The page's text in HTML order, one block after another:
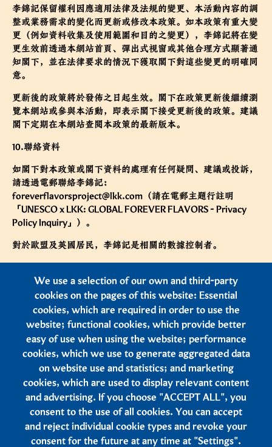
李錦記保留權利因應適用法律及法規的變更、本活動內容的調
整或業務需求的變化而更新或修改本政策。如本政策有重大變
更（例如資料收集及使用範圍和目的之變更），李錦記將在變
更生效前透過本網站首頁、彈出式視窗或其他合理方式顯著通
知閣下，並在法律要求的情況下獲取閣下對這些變更的明確同
意。
更新後的政策將於發佈之日起生效。閣下在政策更新後繼續瀏
覽本網站或參與本活動，即表示閣下接受更新後的政策。建議
閣下定期在本網站查閱本政策的最新版本。
10.聯絡資料
如閣下對本政策或閣下資料的處理有任何疑問、建議或投訴，
請透過電郵聯絡李錦記：
foreverflavorsproject@lkk.com （請在電郵主題行註明
「UNESCO x LKK: GLOBAL FOREVER FLAVORS - Privacy
Policy Inquiry」）。
對於歐盟及英國居民，李錦記是相關的數據控制者。
如閣下位於歐盟，我們在歐盟沒有設立機構；因此，我們已委
任一名當地代表 EU-REP.Global GmbH（地址：Hopfenstr.
1d, 24114 Kiel, Germany），閣下可與其聯絡。閣下可直接發
送電郵至lkk@eu-rep.global聯絡我們的歐盟代表，並註明
Attn: Lee Kum Kee。
除涉及處理閣下根據上述第 4 節行使的任何私隱權利外，李錦
記將在收到閣下的查詢後十 (10) 個工作日內回覆閣下，並根
據適用法律及法規及時處理。
We use a selection of our own and third-party
cookies on the pages of this website: Essential
cookies, which are required in order to use the
website; functional cookies, which provide better
easy of use when using the website; performance
cookies, which we use to generate aggregated data
on website use and statistics; and marketing
cookies, which are used to display relevant content
and advertising. If you choose "ACCEPT ALL", you
consent to the use of all cookies. You can accept
and reject individual cookie types and revoke your
consent for the future at any time at "Settings".